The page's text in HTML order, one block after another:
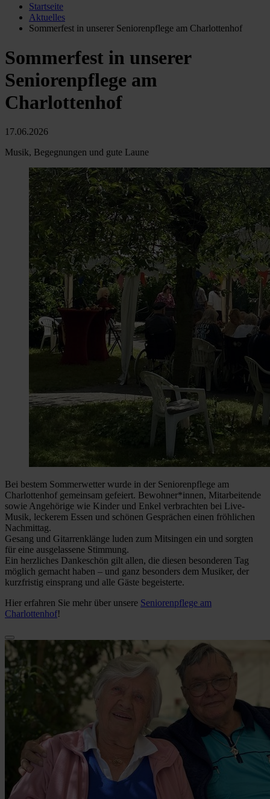
Startseite
Aktuelles
Sommerfest in unserer Seniorenpflege am Charlottenhof
Sommerfest in unserer
Seniorenpflege am
Charlottenhof
17.06.2026
Musik, Begegnungen und gute Laune
Bei bestem Sommerwetter wurde in der Seniorenpflege am
Charlottenhof gemeinsam gefeiert. Bewohner*innen, Mitarbeitende
sowie Angehörige wie Kinder und Enkel verbrachten bei Live-
Musik, leckerem Essen und schönen Gesprächen einen fröhlichen
Nachmittag.
Gesang und Gitarrenklänge luden zum Mitsingen ein und sorgten
für eine ausgelassene Stimmung.
Ein herzliches Dankeschön gilt allen, die diesen besonderen Tag
möglich gemacht haben – und ganz besonders dem Musiker, der
kurzfristig einsprang und alle Gäste begeisterte.
Hier erfahren Sie mehr über unsere Seniorenpflege am
Charlottenhof!